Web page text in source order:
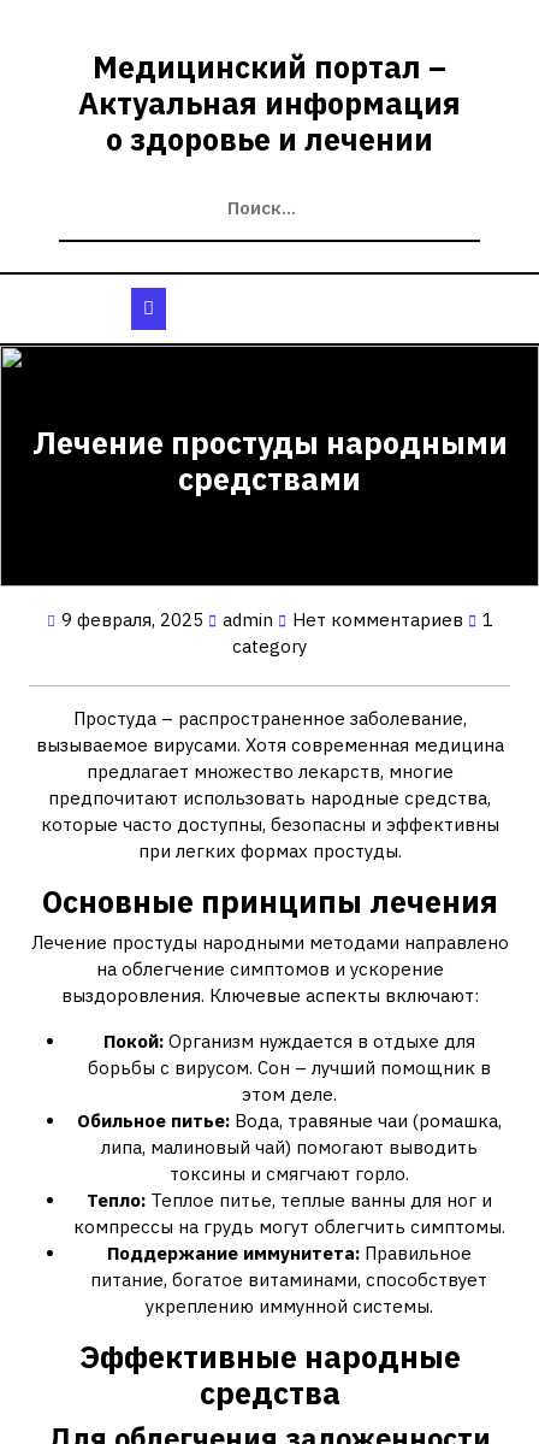
содержимомуМедицинский портал –
Актуальная информация
о здоровье и лечении
Лечение простуды народными
средствами
9 февраля, 2025 admin Нет комментариев
1
category
Простуда – распространенное заболевание,
вызываемое вирусами. Хотя современная медицина
предлагает множество лекарств, многие
предпочитают использовать народные средства,
которые часто доступны, безопасны и эффективны
при легких формах простуды.
Основные принципы лечения
Лечение простуды народными методами направлено
на облегчение симптомов и ускорение
выздоровления. Ключевые аспекты включают:
Покой:Организм нуждается в отдыхе для
борьбы с вирусом. Сон – лучший помощник в
этом деле.
Обильное питье:Вода, травяные чаи (ромашка,
липа, малиновый чай) помогают выводить
токсины и смягчают горло.
Тепло:Теплое питье, теплые ванны для ног и
компрессы на грудь могут облегчить симптомы.
Поддержание иммунитета:Правильное
питание, богатое витаминами, способствует
укреплению иммунной системы.
Эффективные народные
средства